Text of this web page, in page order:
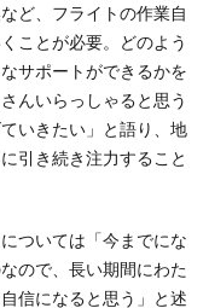
ど、フライトの作業自
ことが必要。どのよう
サポートができるかを
んいらっしゃると思う
いきたい」と語り、地
引き続き注力すること
ついては「今までにな
ので、長い期間にわた
信になると思う」と述